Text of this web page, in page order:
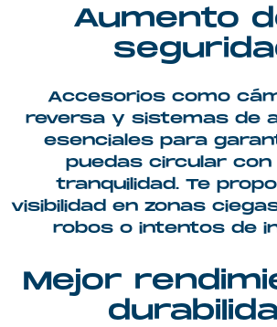
Aumento
Accesorios como
reversa y sistemas de
esenciales para
puedas circular con
tranquilidad. Te
visibilidad en zonas
robos o intentos de
Mejor